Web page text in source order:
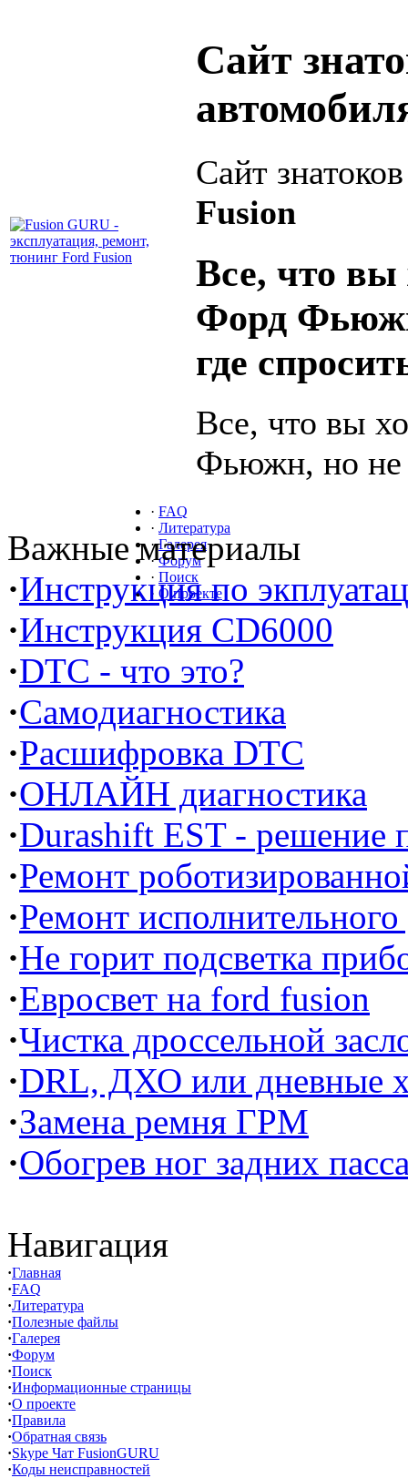
Сайт
Сайт
Fusion
Все, что вы
Форд
где
Все, что вы
Фьюжн, но не
· FAQ
· Литература
· Галерея
· Форум
· Поиск
· О проекте
Важные материалы
·Инструкция по
·Инструкция CD6000
·DTC - что это?
·Самодиагностика
·Расшифровка DTC
·ОНЛАЙН диагностика
·Durashift EST - решение
·Ремонт
·Ремонт
·Не горит подсветка
·Евросвет на ford fusion
·Чистка дроссельной
·DRL, ДХО или дневные
·Замена ремня ГРМ
·Обогрев ног задних
Навигация
·Главная
·FAQ
·Литература
·Полезные файлы
·Галерея
·Форум
·Поиск
·Информационные страницы
·О проекте
·Правила
·Обратная связь
·Skype Чат FusionGURU
·Коды неисправностей